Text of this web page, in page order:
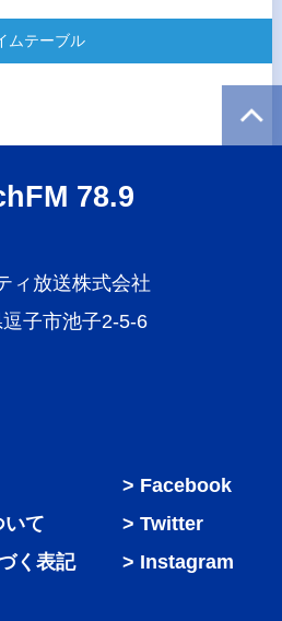
ムテーブル
78.9
ィ放送株式会社
子市池子2-5-6
いて
く表記
Facebook
Twitter
Instagram